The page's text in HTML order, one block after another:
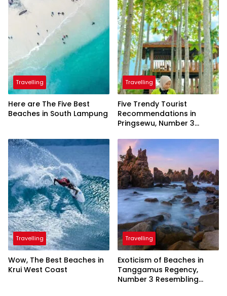
Travelling
Here are The Five Best
Beaches in South Lampung
Travelling
Five Trendy Tourist
Recommendations in
Pringsewu, Number 3
President
Travelling
Wow, The Best Beaches in
Krui West Coast
Travelling
Exoticism of Beaches in
Tanggamus Regency,
Number 3 Resembling